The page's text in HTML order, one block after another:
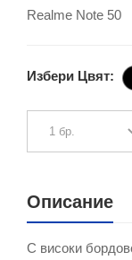
Realme Note 50
Избери Цвят:
Описание
С високи